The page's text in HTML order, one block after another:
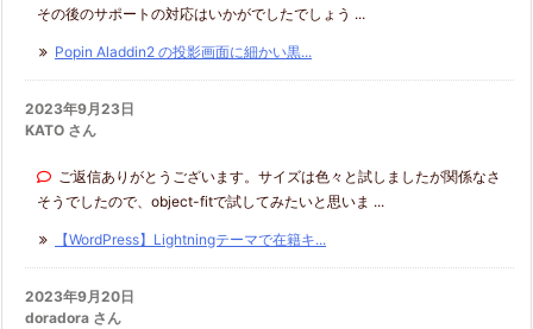
その後のサポートの対応はいかがでしたでしょう ...
Popin Aladdin2 の投影画面に細かい黒...
2023年9月23日
KATO さん
ご返信ありがとうございます。サイズは色々と試しましたが関係なさ
そうでしたので、object-fitで試してみたいと思いま ...
【WordPress】Lightningテーマで在籍キ...
2023年9月20日
doradora さん